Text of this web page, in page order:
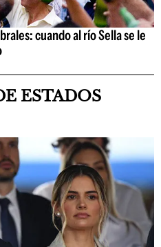
cuando al río Sella se le
ESTADOS